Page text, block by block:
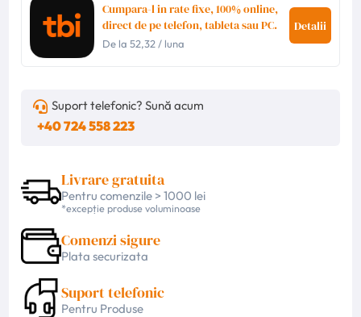
Cumpara-l in rate fixe, 100% online,
direct de pe telefon, tableta sau PC.
De la52,32/ luna
Detalii
Suport telefonic? Sună acum
+40 724 558 223
Livrare gratuita
Pentru comenzile > 1000 lei
*excepție produse voluminoase
Comenzi sigure
Plata securizata
Suport telefonic
Pentru Produse